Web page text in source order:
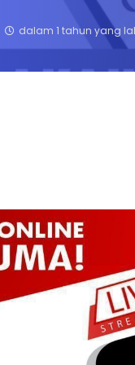
dalam 1 tahun yang